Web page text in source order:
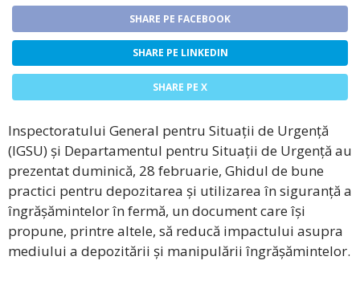
SHARE PE FACEBOOK
SHARE PE LINKEDIN
SHARE PE X
Inspectoratului General pentru Situații de Urgență
(IGSU) și Departamentul pentru Situații de Urgență au
prezentat duminică, 28 februarie, Ghidul de bune
practici pentru depozitarea și utilizarea în siguranță a
îngrășămintelor în fermă, un document care își
propune, printre altele, să reducă impactului asupra
mediului a depozitării și manipulării îngrășămintelor.